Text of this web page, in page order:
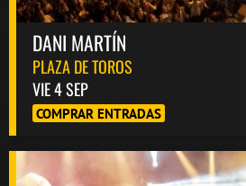
DANI MARTÍN
PLAZA DE TOROS
VIE 4 SEP
COMPRAR ENTRADAS